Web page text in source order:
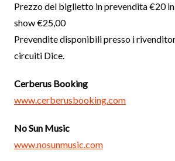
Prezzo del biglietto in prevendita €20 in
show €25,00
Prevendite disponibili presso i
circuiti Dice.
Cerberus Booking
www.cerberusbooking.com
No Sun Music
www.nosunmusic.com